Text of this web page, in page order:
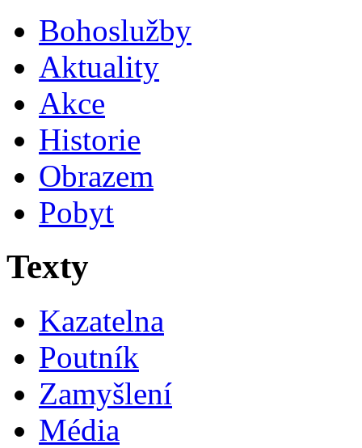
Bohoslužby
Aktuality
Akce
Historie
Obrazem
Pobyt
Texty
Kazatelna
Poutník
Zamyšlení
Média